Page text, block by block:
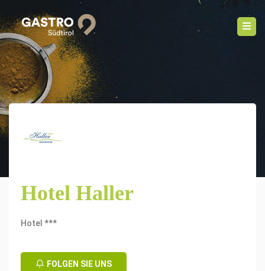
Hotel Haller
Hotel ***
FOLGEN SIE UNS